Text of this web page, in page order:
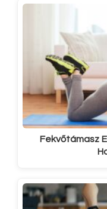
Fekvőtámasz